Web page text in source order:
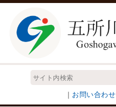
｜ お問い合わせ